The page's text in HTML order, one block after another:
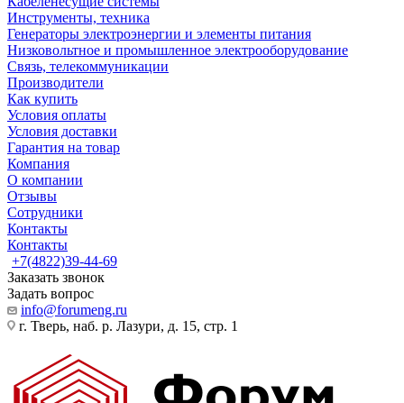
Инструменты, техника
Генераторы электроэнергии и элементы питания
Низковольтное и промышленное электрооборудование
Связь, телекоммуникации
Производители
Как купить
Условия оплаты
Условия доставки
Гарантия на товар
Компания
О компании
Отзывы
Сотрудники
Контакты
Контакты
+7(4822)39-44-69
Заказать звонок
Задать вопрос
info@forumeng.ru
г. Тверь, наб. р. Лазури, д. 15, стр. 1